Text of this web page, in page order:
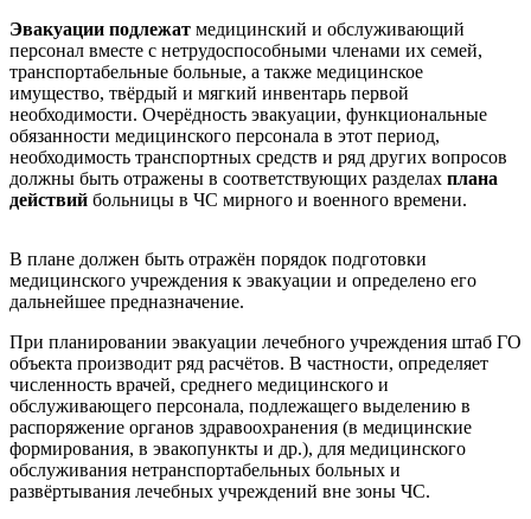
Эвакуации подлежат медицинский и обслуживающий
персонал вместе с нетрудоспособными членами их семей,
транспортабельные больные, а также медицинское
имущество, твёрдый и мягкий инвентарь первой
необходимости. Очерёдность эвакуации, функциональные
обязанности медицинского персонала в этот период,
необходимость транспортных средств и ряд других вопросов
должны быть отражены в соответствующих разделах плана
действий больницы в ЧС мирного и военного времени.
В плане должен быть отражён порядок подготовки
медицинского учреждения к эвакуации и определено его
дальнейшее предназначение.
При планировании эвакуации лечебного учреждения штаб ГО
объекта производит ряд расчётов. В частности, определяет
численность врачей, среднего медицинского и
обслуживающего персонала, подлежащего выделению в
распоряжение органов здравоохранения (в медицинские
формирования, в эвакопункты и др.), для медицинского
обслуживания нетранспортабельных больных и
развёртывания лечебных учреждений вне зоны ЧС.